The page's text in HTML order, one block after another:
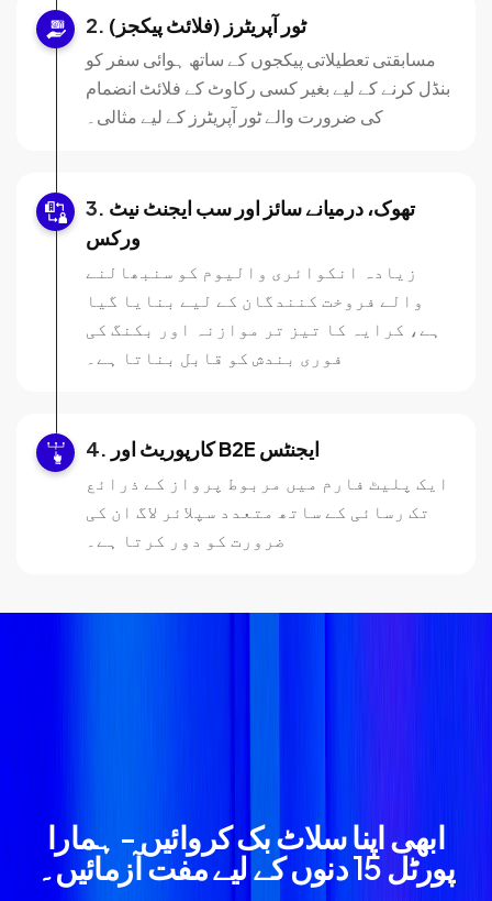
ٹور آپریٹرز (فلائٹ پیکجز)
مسابقتی تعطیلاتی پیکجوں کے ساتھ ہوائی سفر کو
بنڈل کرنے کے لیے بغیر کسی رکاوٹ کے فلائٹ انضمام
کی ضرورت والے ٹور آپریٹرز کے لیے مثالی۔
تھوک، درمیانے سائز اور سب ایجنٹ نیٹ
ورکس
زیادہ انکوائری والیوم کو سنبھالنے
والے فروخت کنندگان کے لیے بنایا گیا
ہے، کرایہ کا تیز تر موازنہ اور بکنگ کی
فوری بندش کو قابل بناتا ہے۔
کارپوریٹ اور B2E ایجنٹس
ایک پلیٹ فارم میں مربوط پرواز کے ذرائع
تک رسائی کے ساتھ متعدد سپلائر لاگ ان کی
ضرورت کو دور کرتا ہے۔
ابھی اپنا سلاٹ بک کروائیں - ہمارا
پورٹل 15 دنوں کے لیے مفت آزمائیں۔